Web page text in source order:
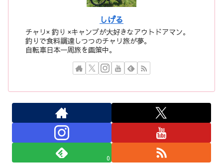
しげる
チャリ× 釣り ×キャンプが大好きなアウトドアマン。
釣りで食料調達しつつのチャリ旅が夢。
自転車日本一周旅を画策中。
0